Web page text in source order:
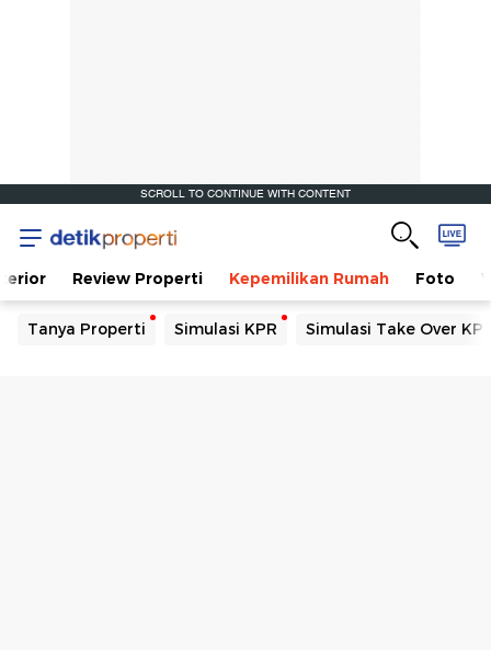
SCROLL TO CONTINUE WITH CONTENT
Review Properti Kepemilikan Rumah Foto
Tanya Properti Simulasi KPR Simulasi Take Over